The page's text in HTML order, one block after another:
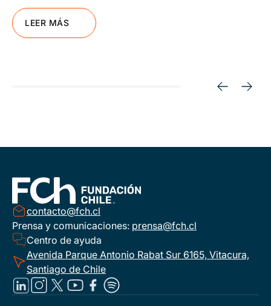
LEER MÁS
contacto@fch.cl
Prensa y comunicaciones: prensa@fch.cl
Centro de ayuda
Avenida Parque Antonio Rabat Sur 6165, Vitacura,
Santiago de Chile